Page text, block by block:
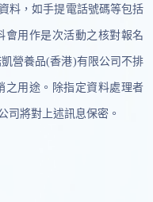
料，如手提電話號碼等包括
會用作是次活動之核對報名
營養品(香港)有限公司不排
之用途。除指定資料處理者
司將對上述訊息保密。